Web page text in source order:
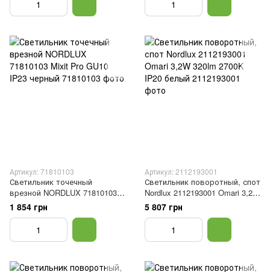
Артикул: 71810103
Светильник точечный
врезной NORDLUX 71810103
Mixit Pro GU10 IP23 черный
1 854 грн
Артикул: 2112193001
Светильник поворотный, спот
Nordlux 2112193001 Omari 3,2W
320lm 2700K IP20 белый
5 807 грн